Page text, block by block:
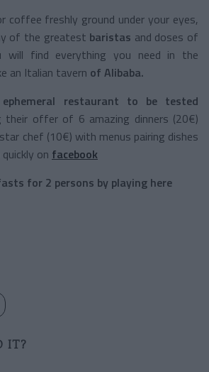
coffee freshly ground under your eyes,
of the greatest baristas and doses of
will find everything you need in the
an Italian tavern of Alibaba.
restaurant to be tested
their offer of 6 amazing dinners (20€)
chef (10€) with menus pairing dishes
on facebook
for 2 persons by playing here
IT?